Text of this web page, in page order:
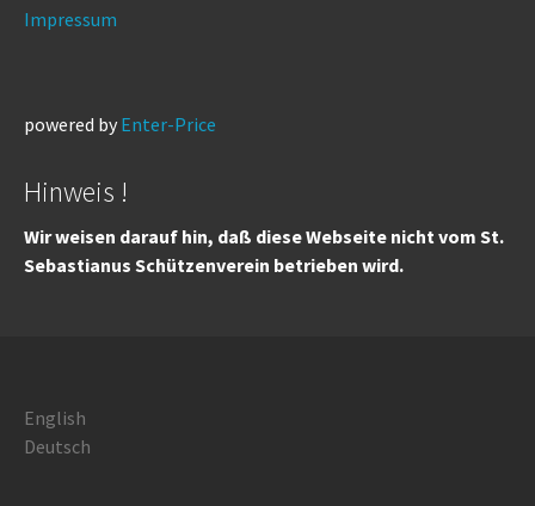
Impressum
powered by Enter-Price
Hinweis !
Wir weisen darauf hin, daß diese Webseite nicht vom St.
Sebastianus Schützenverein betrieben wird.
English
Deutsch